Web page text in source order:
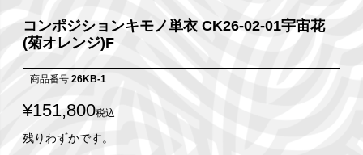
コンポジションキモノ単衣 CK26-02-01宇宙花
(菊オレンジ)F
商品番号 26KB-1
¥151,800税込
残りわずかです。